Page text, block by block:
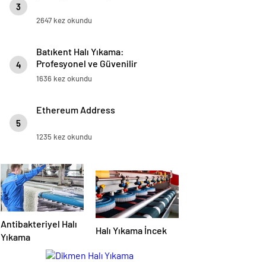
3
2647 kez okundu
4
Batıkent Halı Yıkama:
Profesyonel ve Güvenilir
Hizmetle Temizlikte Fark
1636 kez okundu
5
Ethereum Address
1235 kez okundu
Antibakteriyel Halı
Yıkama
Halı Yıkama İncek